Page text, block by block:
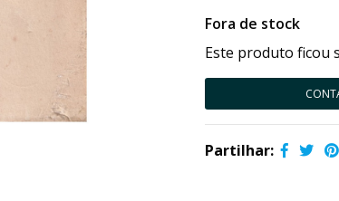
Fora de stock
Este produto ficou
Partilhar: